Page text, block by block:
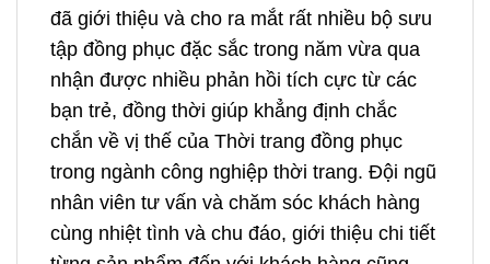
đã giới thiệu và cho ra mắt rất nhiều bộ sưu
tập đồng phục đặc sắc trong năm vừa qua
nhận được nhiều phản hồi tích cực từ các
bạn trẻ, đồng thời giúp khẳng định chắc
chắn về vị thế của Thời trang đồng phục
trong ngành công nghiệp thời trang. Đội ngũ
nhân viên tư vấn và chăm sóc khách hàng
cùng nhiệt tình và chu đáo, giới thiệu chi tiết